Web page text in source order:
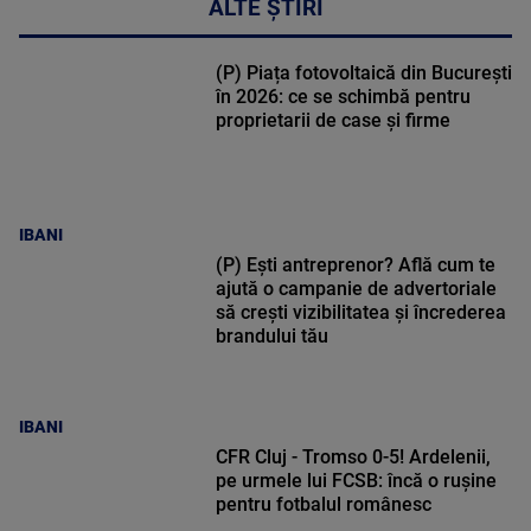
ALTE ȘTIRI
IBANI
(P) Piața fotovoltaică din București
în 2026: ce se schimbă pentru
proprietarii de case și firme
IBANI
(P) Ești antreprenor? Află cum te
ajută o campanie de advertoriale
să crești vizibilitatea și încrederea
brandului tău
CFR Cluj - Tromso 0-5! Ardelenii,
pe urmele lui FCSB: încă o rușine
pentru fotbalul românesc